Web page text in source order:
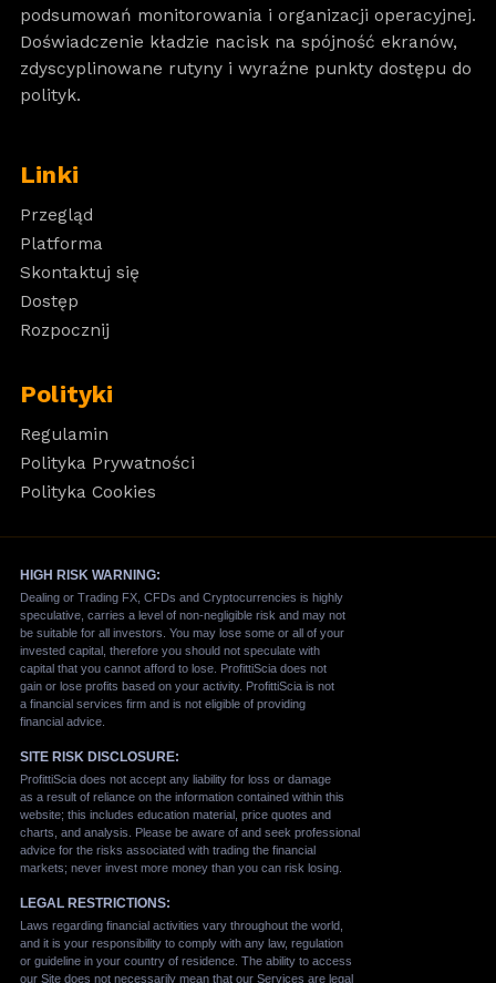
podsumowań monitorowania i organizacji operacyjnej.
Doświadczenie kładzie nacisk na spójność ekranów,
zdyscyplinowane rutyny i wyraźne punkty dostępu do
polityk.
Linki
Przegląd
Platforma
Skontaktuj się
Dostęp
Rozpocznij
Polityki
Regulamin
Polityka Prywatności
Polityka Cookies